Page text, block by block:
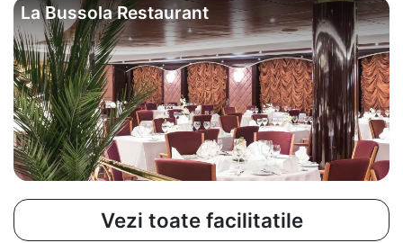
La Bussola Restaurant
Vezi toate facilitatile